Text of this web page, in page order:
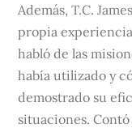
Además, T.C.
propia
habló de las
había utilizado y
demostrado su
situaciones.